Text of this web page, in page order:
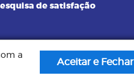
de satisfação
de Sites: GV8 Sites & Sistemas
a
Aceitar e Fechar